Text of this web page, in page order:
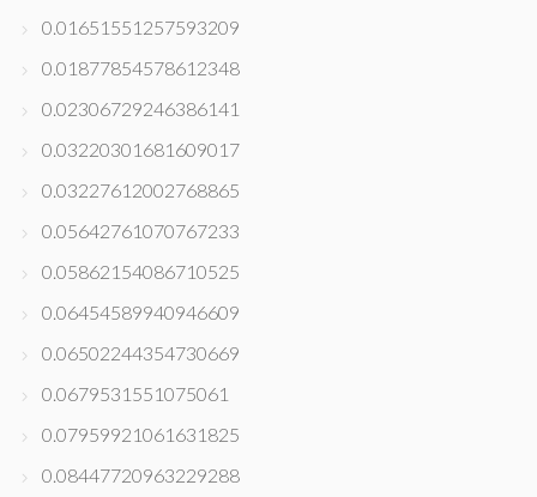
0.01651551257593209
0.01877854578612348
0.02306729246386141
0.03220301681609017
0.03227612002768865
0.05642761070767233
0.05862154086710525
0.06454589940946609
0.06502244354730669
0.0679531551075061
0.07959921061631825
0.08447720963229288